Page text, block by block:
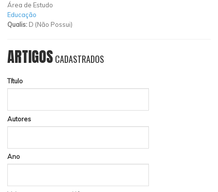
Área de Estudo
Educação
Qualis: D (Não Possui)
ARTIGOSCADASTRADOS
Título
Autores
Ano